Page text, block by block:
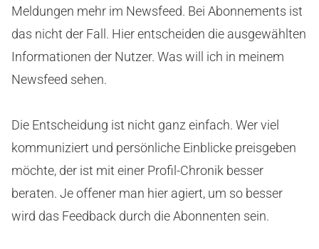
Meldungen mehr im Newsfeed. Bei Abonnements ist
das nicht der Fall. Hier entscheiden die ausgewählten
Informationen der Nutzer. Was will ich in meinem
Newsfeed sehen.
Die Entscheidung ist nicht ganz einfach. Wer viel
kommuniziert und persönliche Einblicke preisgeben
möchte, der ist mit einer Profil-Chronik besser
beraten. Je offener man hier agiert, um so besser
wird das Feedback durch die Abonnenten sein.